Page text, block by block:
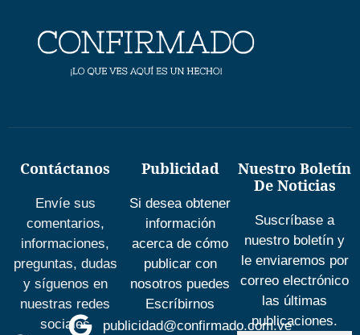
Contáctanos
Envíe sus
comentarios,
informaciones,
preguntas, dudas
y síguenos en
nuestras redes
sociales
Publicidad
Si desea obtener
información
acerca de cómo
publicar con
nosotros puedes
Escríbirnos
publicidad@confirmado.com.ve
Nuestro Boletín
De Noticias
Suscríbase a
nuestro boletín y
le enviaremos por
correo electrónico
las últimas
publicaciones.